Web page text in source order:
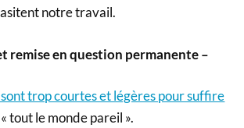
notre travail.
remise en question permanente –
trop courtes et légères pour suffire
tout le monde pareil ».